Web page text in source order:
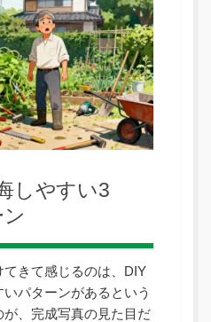
しやすい3
きて感じるのは、DIY
パターンがあるという
、完成写真の見た目だ